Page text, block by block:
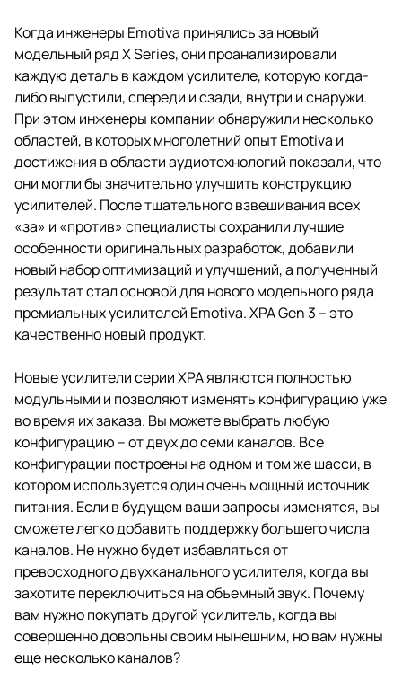
Когда инженеры Emotiva принялись за новый
модельный ряд X Series, они проанализировали
каждую деталь в каждом усилителе, которую когда-
либо выпустили, спереди и сзади, внутри и снаружи.
При этом инженеры компании обнаружили несколько
областей, в которых многолетний опыт Emotiva и
достижения в области аудиотехнологий показали, что
они могли бы значительно улучшить конструкцию
усилителей. После тщательного взвешивания всех
«за» и «против» специалисты сохранили лучшие
особенности оригинальных разработок, добавили
новый набор оптимизаций и улучшений, а полученный
результат стал основой для нового модельного ряда
премиальных усилителей Emotiva. XPA Gen 3 – это
качественно новый продукт.
Новые усилители серии XPA являются полностью
модульными и позволяют изменять конфигурацию уже
во время их заказа. Вы можете выбрать любую
конфигурацию – от двух до семи каналов. Все
конфигурации построены на одном и том же шасси, в
котором используется один очень мощный источник
питания. Если в будущем ваши запросы изменятся, вы
сможете легко добавить поддержку большего числа
каналов. Не нужно будет избавляться от
превосходного двухканального усилителя, когда вы
захотите переключиться на объемный звук. Почему
вам нужно покупать другой усилитель, когда вы
совершенно довольны своим нынешним, но вам нужны
еще несколько каналов?